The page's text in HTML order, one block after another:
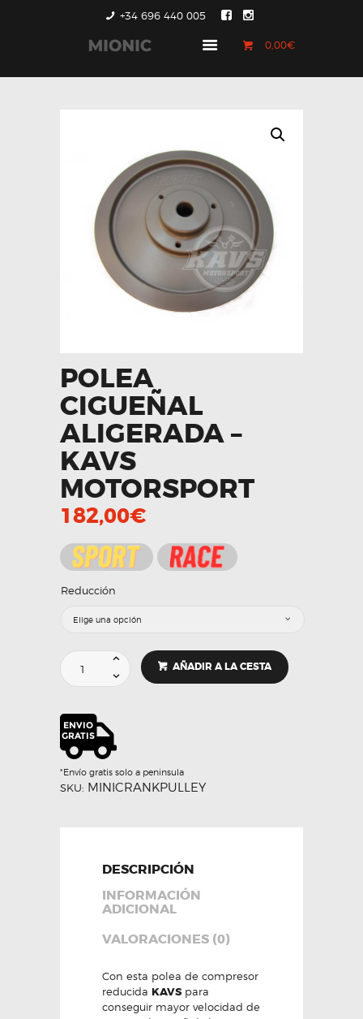
+34 696 440 005
0,00€
GENERACIÓN 1
COUNTRYMAN &
PACEMAN
CONTACTO
POLEA
CIGUEÑAL
ALIGERADA –
KAVS
MOTORSPORT
182,00€
Reducción
Polea
cigueñal
aligerada
Kavs
Motorsport
cantidad
AÑADIR A LA CESTA
*Envío gratis solo a peninsula
SKU: MINICRANKPULLEY
DESCRIPCIÓN
INFORMACIÓN
ADICIONAL
VALORACIONES (0)
Con esta polea de compresor
reducida KAVS para
conseguir mayor velocidad de